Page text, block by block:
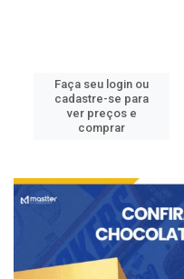
Faça seu login ou
cadastre-se para
ver preços e
comprar